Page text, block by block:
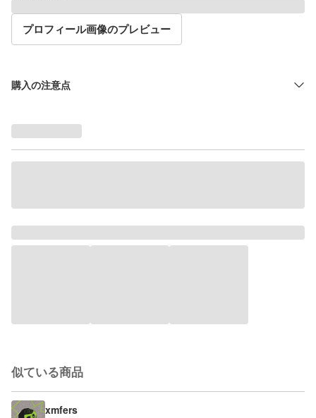
プロフィール画像のプレビュー
購入の注意点
似ている商品
xmfers